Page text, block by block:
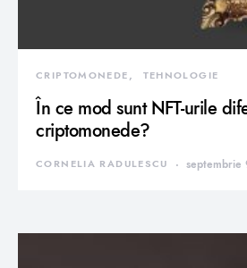
CRIPTOMONEDE TEHNOLOGIE
În ce mod sunt NFT-urile
criptomonede?
CORNELIA RADULESCU